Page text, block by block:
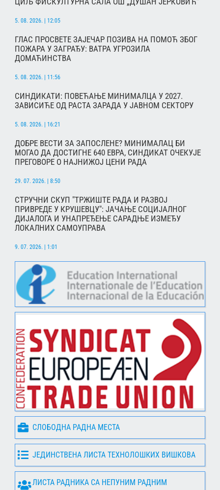
5. 08. 2026. | 12:05
ГЛАС ПРОСВЕТЕ ЗАЈЕЧАР ПОЗИВА НА ПОМОЋ ЗБОГ
ПОЖАРА У ЗАГРАЂУ: ВАТРА УГРОЗИЛА
ДОМАЋИНСТВА
5. 08. 2026. | 11:56
СИНДИКАТИ: ПОВЕЋАЊЕ МИНИМАЛЦА У 2027.
ЗАВИСИЋЕ ОД РАСТА ЗАРАДА У ЈАВНОМ СЕКТОРУ
5. 08. 2026. | 16:21
ДОБРЕ ВЕСТИ ЗА ЗАПОСЛЕНЕ? МИНИМАЛАЦ БИ
МОГАО ДА ДОСТИГНЕ 640 ЕВРА, СИНДИКАТ ОЧЕКУЈЕ
ПРЕГОВОРЕ О НАЈНИЖОЈ ЦЕНИ РАДА
29. 07. 2026. | 8:50
СТРУЧНИ СКУП "ТРЖИШТЕ РАДА И РАЗВОЈ
ПРИВРЕДЕ У КРУШЕВЦУ": ЈАЧАЊЕ СОЦИЈАЛНОГ
ДИЈАЛОГА И УНАПРЕЂЕЊЕ САРАДЊЕ ИЗМЕЂУ
ЛОКАЛНИХ САМОУПРАВА
9. 07. 2026. | 1:01
СЛОБОДНА РАДНА МЕСТА
ЈЕДИНСТВЕНА ЛИСТА ТЕХНОЛОШКИХ ВИШКОВА
ЛИСТА РАДНИКА СА НЕПУНИМ РАДНИМ